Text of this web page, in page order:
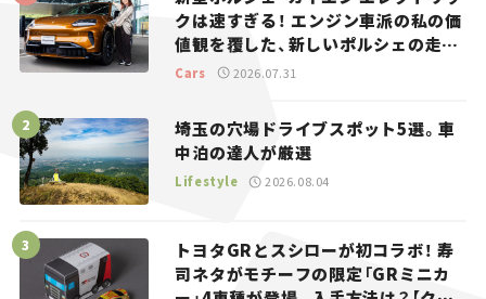
クは速すぎる！ エンジン車派の私の価
値観を覆した、新しいポルシェの走
り。
Cars 2026.07.31
埼玉の穴場ドライブスポット5選。車
中泊の達人が厳選
Lifestyle 2026.08.04
トヨタGRとスシローが初コラボ！ 寿
司ネタがモチーフの限定「GRミニカ